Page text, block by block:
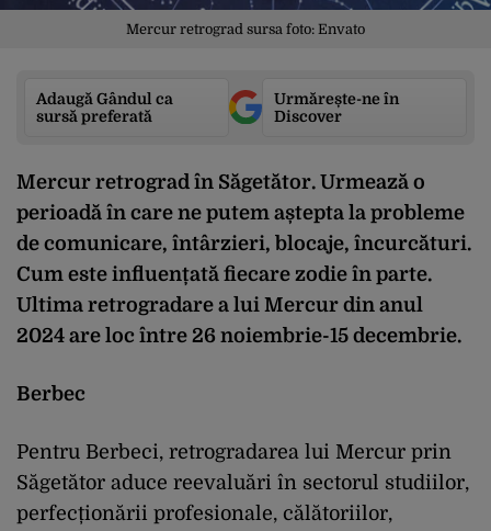
Mercur retrograd sursa foto: Envato
Adaugă Gândul ca
sursă preferată
Urmărește-ne în
Discover
Mercur retrograd în Săgetător. Urmează o
perioadă în care ne putem aștepta la probleme
de comunicare, întârzieri, blocaje, încurcături.
Cum este influențată fiecare zodie în parte.
Ultima retrogradare a lui Mercur din anul
2024 are loc între 26 noiembrie-15 decembrie.
Berbec
Pentru Berbeci, retrogradarea lui Mercur prin
Săgetător aduce reevaluări în sectorul studiilor,
perfecționării profesionale, călătoriilor,